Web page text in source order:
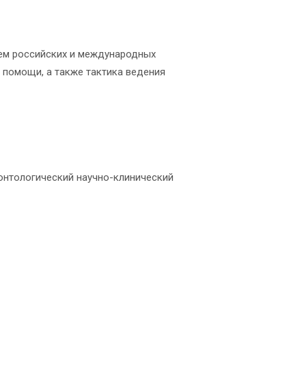
российских и международных
а также тактика ведения
научно-клинический